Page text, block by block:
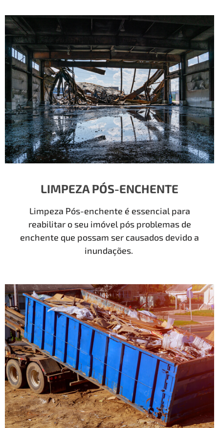
LIMPEZA PÓS-ENCHENTE
Limpeza Pós-enchente é essencial para
reabilitar o seu imóvel pós problemas de
enchente que possam ser causados devido a
inundações.